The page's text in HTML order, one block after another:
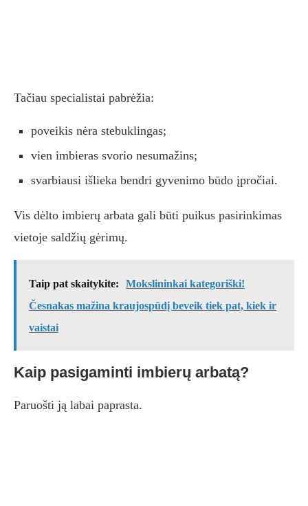
Tačiau specialistai pabrėžia:
poveikis nėra stebuklingas;
vien imbieras svorio nesumažins;
svarbiausi išlieka bendri gyvenimo būdo įpročiai.
Vis dėlto imbierų arbata gali būti puikus pasirinkimas
vietoje saldžių gėrimų.
Taip pat skaitykite:
Mokslininkai kategoriški!
Česnakas mažina kraujospūdį beveik tiek pat, kiek ir
vaistai
Kaip pasigaminti imbierų arbatą?
Paruošti ją labai paprasta.